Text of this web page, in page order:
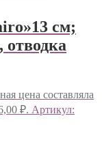
см;
отводка
цена составляла
₽. Артикул: